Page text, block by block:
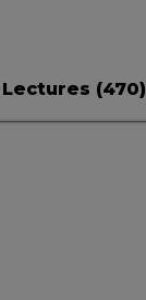
Lectures (470)